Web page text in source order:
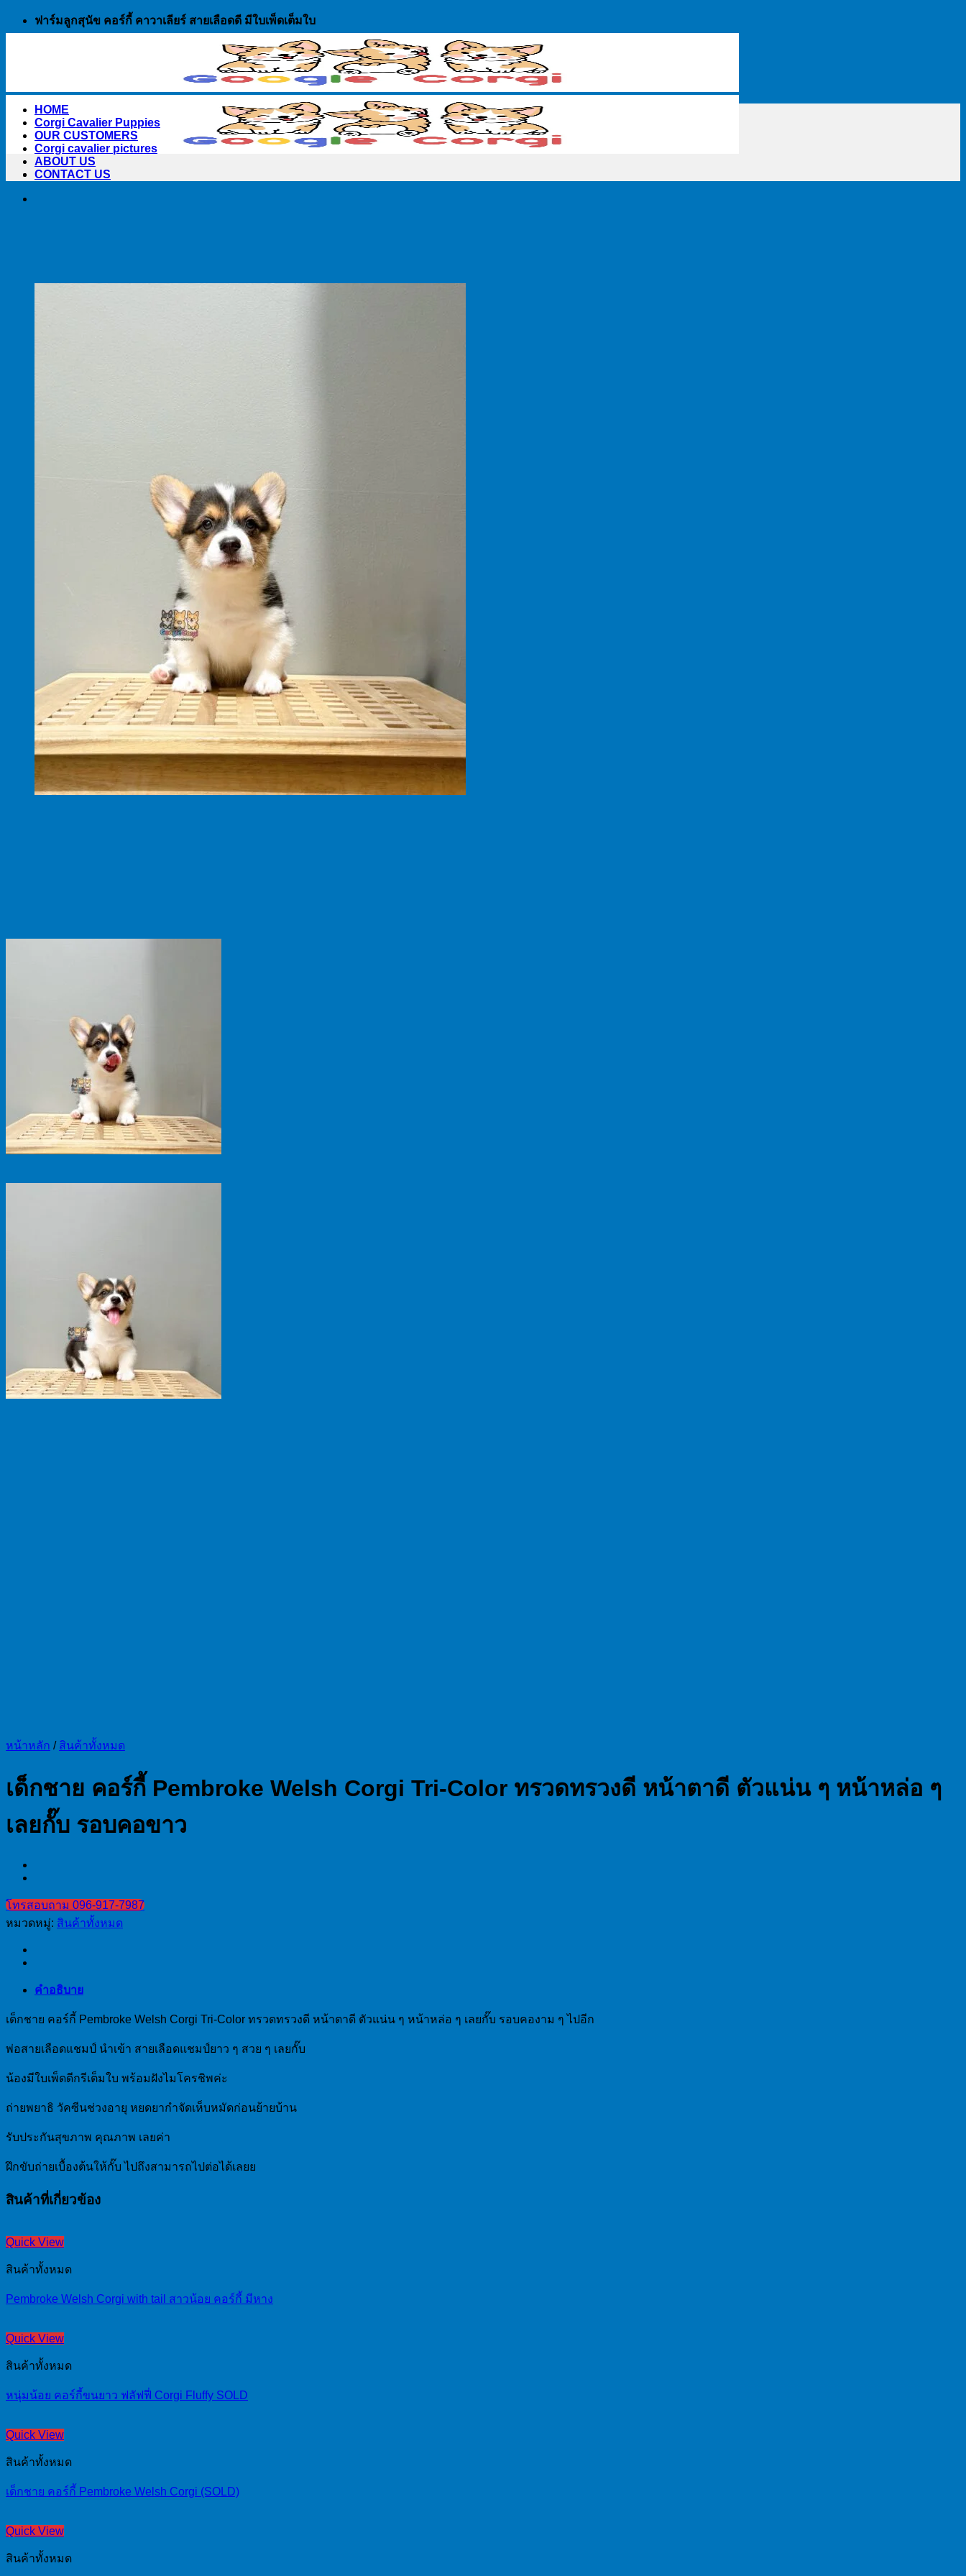
Skip
ฟาร์มลูกสุนัข คอร์กี้ คาวาเลียร์ สายเลือดดี มีใบเพ็ดเต็มใบ
HOME
Corgi Cavalier Puppies
OUR CUSTOMERS
Corgi cavalier pictures
ABOUT US
CONTACT US
หน้าหลัก / สินค้าทั้งหมด
เด็กชาย คอร์กี้ Pembroke Welsh Corgi Tri-Color ทรวดทรวงดี หน้าตาดี ตัวแน่น ๆ หน้าหล่อ ๆ
เลยกั๊บ รอบคอขาว
โทรสอบถาม 096-917-7987
หมวดหมู่: สินค้าทั้งหมด
คำอธิบาย
เด็กชาย คอร์กี้ Pembroke Welsh Corgi Tri-Color ทรวดทรวงดี หน้าตาดี ตัวแน่น ๆ หน้าหล่อ ๆ เลยกั๊บ รอบคองาม ๆ ไปอีก
พ่อสายเลือดแชมป์ นำเข้า สายเลือดแชมป์ยาว ๆ สวย ๆ เลยกั๊บ
น้องมีใบเพ็ดดีกรีเต็มใบ พร้อมฝังไมโครชิพค่ะ
ถ่ายพยาธิ วัคซีนช่วงอายุ หยดยากำจัดเห็บหมัดก่อนย้ายบ้าน
รับประกันสุขภาพ คุณภาพ เลยค่า
ฝึกขับถ่ายเบื้องต้นให้กั๊บ ไปถึงสามารถไปต่อได้เลยย
สินค้าที่เกี่ยวข้อง
Quick View
สินค้าทั้งหมด
Pembroke Welsh Corgi with tail สาวน้อย คอร์กี้ มีหาง
Quick View
สินค้าทั้งหมด
หนุ่มน้อย คอร์กี้ขนยาว ฟลัฟฟี่ Corgi Fluffy SOLD
Quick View
สินค้าทั้งหมด
เด็กชาย คอร์กี้ Pembroke Welsh Corgi (SOLD)
Quick View
สินค้าทั้งหมด